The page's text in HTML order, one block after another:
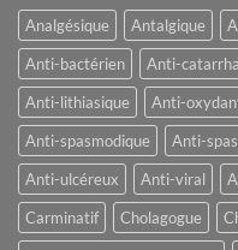
Analgésique Antalgique
Anti-bactérien
Anti-
Anti-lithiasique
Anti-
Anti-spasmodique
Anti-
Anti-ulcéreux
Anti-viral
Carminatif
Cholagogue